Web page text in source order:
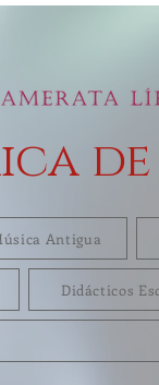
de
Antigua
Didácticos